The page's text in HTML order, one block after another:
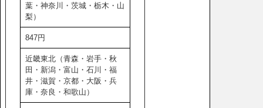
葉・神奈川・茨城・栃木・山
梨）
847円
近畿東北（青森・岩手・秋
田・新潟・富山・石川・福
井・滋賀・京都・大阪・兵
庫・奈良・和歌山）